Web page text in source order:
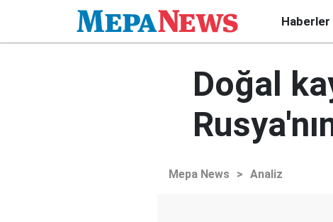
Haberler
Doğal
Mepa News > Analiz